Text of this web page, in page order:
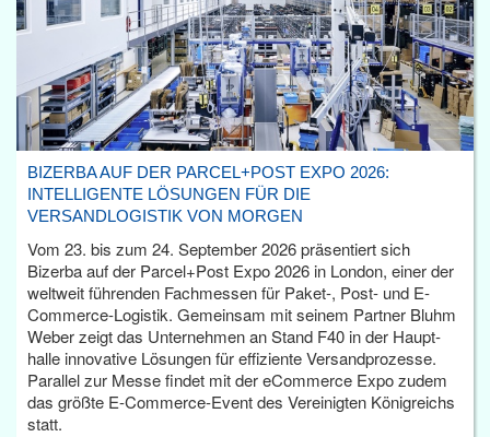
BIZERBA AUF DER PARCEL+POST EXPO 2026:
INTELLIGENTE LÖSUNGEN FÜR DIE
VERSANDLOGISTIK VON MORGEN
Vom 23. bis zum 24. September 2026 präsentiert sich
Bizerba auf der Parcel+Post Expo 2026 in London, einer der
weltweit führenden Fachmessen für Paket-, Post- und E-
Commerce-Logistik. Gemeinsam mit seinem Partner Bluhm
Weber zeigt das Unternehmen an Stand F40 in der Haupt­
halle innovative Lösungen für effiziente Versandprozesse.
Parallel zur Messe findet mit der eCommerce Expo zudem
das größte E-Commerce-Event des Vereinigten Königreichs
statt.